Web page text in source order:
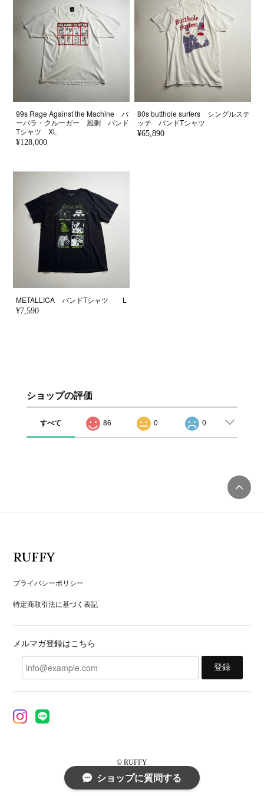
99s Rage Against the Machine バ
ーバラ・クルーガー 風刺 バンド
Tシャツ XL
¥128,000
80s butthole surfers シングルステ
ッチ バンドTシャツ
¥65,890
METALLICA バンドTシャツ L
¥7,590
ショップの評価
すべて 86 0 0
RUFFY
プライバシーポリシー
特定商取引法に基づく表記
メルマガ登録はこちら
登録
© RUFFY
ショップに質問する